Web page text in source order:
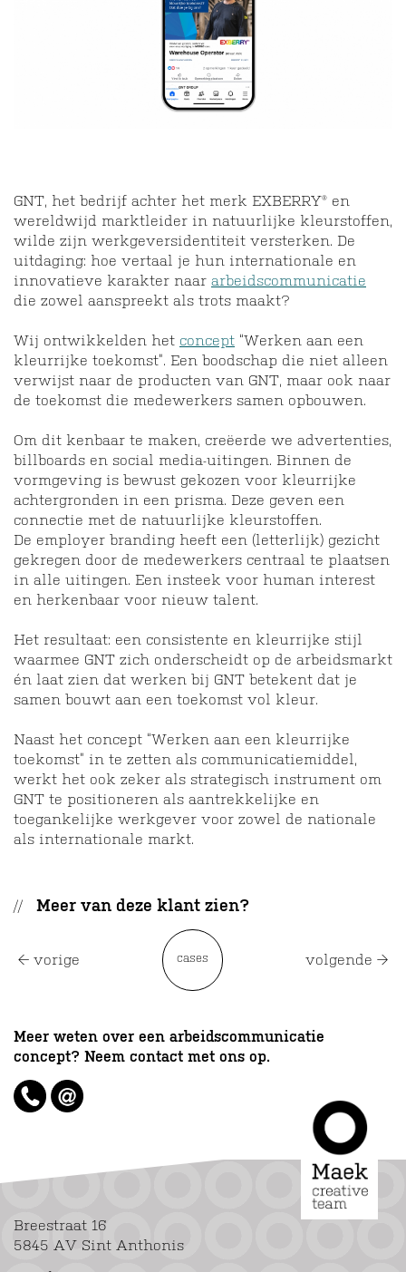
GNT, het bedrijf achter het merk EXBERRY® en
wereldwijd marktleider in natuurlijke kleurstoffen,
wilde zijn werkgeversidentiteit versterken. De
uitdaging: hoe vertaal je hun internationale en
innovatieve karakter naar arbeidscommunicatie
die zowel aanspreekt als trots maakt?
Wij ontwikkelden het concept “Werken aan een
kleurrijke toekomst”. Een boodschap die niet alleen
verwijst naar de producten van GNT, maar ook naar
de toekomst die medewerkers samen opbouwen.
Om dit kenbaar te maken, creëerde we advertenties,
billboards en social media-uitingen. Binnen de
vormgeving is bewust gekozen voor kleurrijke
achtergronden in een prisma. Deze geven een
connectie met de natuurlijke kleurstoffen.
De employer branding heeft een (letterlijk) gezicht
gekregen door de medewerkers centraal te plaatsen
in alle uitingen. Een insteek voor human interest
en herkenbaar voor nieuw talent.
Het resultaat: een consistente en kleurrijke stijl
waarmee GNT zich onderscheidt op de arbeidsmarkt
én laat zien dat werken bij GNT betekent dat je
samen bouwt aan een toekomst vol kleur.
Naast het concept “Werken aan een kleurrijke
toekomst” in te zetten als communicatiemiddel,
werkt het ook zeker als strategisch instrument om
GNT te positioneren als aantrekkelijke en
toegankelijke werkgever voor zowel de nationale
als internationale markt.
Meer van deze klant zien?
vorige cases volgende
Meer weten over een arbeidscommunicatie
concept? Neem contact met ons op.
Breestraat 16
5845 AV Sint Anthonis